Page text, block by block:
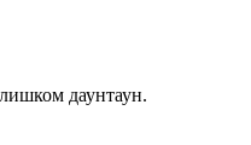
даунтаун.